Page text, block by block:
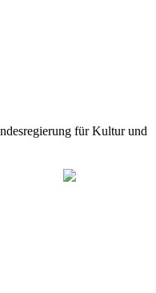
für Kultur und